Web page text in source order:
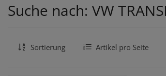
Suche nach: VW
Sortierung Artikel pro Seite